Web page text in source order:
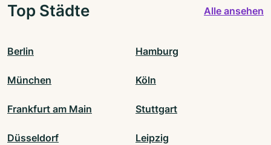
Top Städte Alle ansehen
Berlin Hamburg
München Köln
Frankfurt am Main Stuttgart
Düsseldorf Leipzig